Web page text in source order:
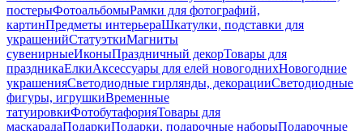
постерыФотоальбомыРамки для фотографий,
картинПредметы интерьераШкатулки, подставки для
украшенийСтатуэткиМагниты
сувенирныеИконыПраздничный декорТовары для
праздникаЕлкиАксессуары для елей новогоднихНовогодние
украшенияСветодиодные гирлянды, декорацииСветодиодные
фигуры, игрушкиВременные
татуировкиФотобутафорияТовары для
маскарадаПодаркиПодарки, подарочные наборыПодарочные